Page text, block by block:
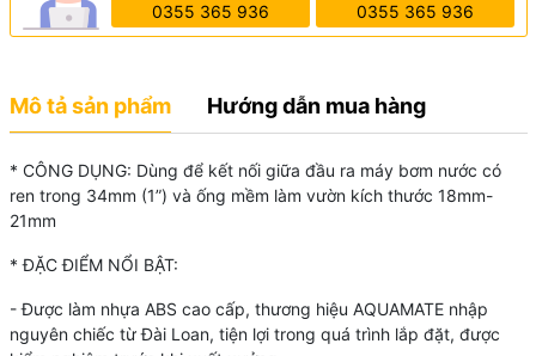
0355 365 936 0355 365 936
Mô tả sản phẩm Hướng dẫn mua hàng
* CÔNG DỤNG: Dùng để kết nối giữa đầu ra máy bơm nước có
ren trong 34mm (1”) và ống mềm làm vườn kích thước 18mm-
21mm
* ĐẶC ĐIỂM NỔI BẬT:
- Được làm nhựa ABS cao cấp, thương hiệu AQUAMATE nhập
nguyên chiếc từ Đài Loan, tiện lợi trong quá trình lắp đặt, được